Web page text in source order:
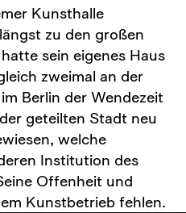
Kunsthalle
zu den großen
sein eigenes Haus
zweimal an der
Berlin der Wendezeit
geteilten Stadt neu
welche
Institution des
Offenheit und
Kunstbetrieb fehlen.